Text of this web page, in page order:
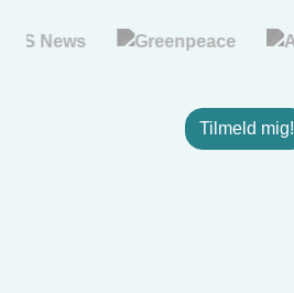
Tilmeld mig!